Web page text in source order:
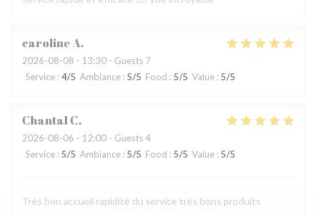
carolineA
2026-08-08 - 13:30 - Guests 7
Service : 4/5 Ambiance : 5/5 Food : 5/5 Value : 5/5
ChantalC
2026-08-06 - 12:00 - Guests 4
Service : 5/5 Ambiance : 5/5 Food : 5/5 Value : 5/5
Très bon accueil rapidité du service très bons produits